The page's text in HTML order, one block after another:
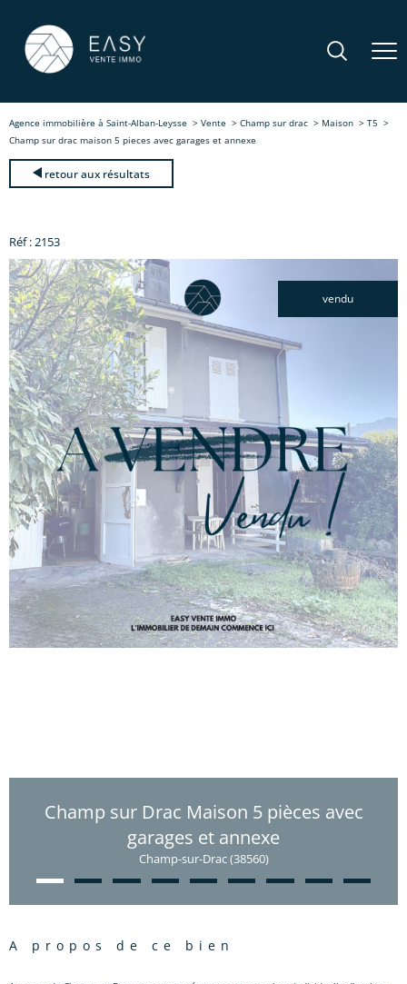
Agence immobilière à Saint-Alban-Leysse Vente Champ sur drac Maison
T5
Champ sur drac maison 5 pieces avec garages et annexe
retour aux résultats
Réf : 2153
vendu
Champ sur Drac Maison 5 pièces avec
garages et annexe
Champ-sur-Drac (38560)
a propos de ce bien